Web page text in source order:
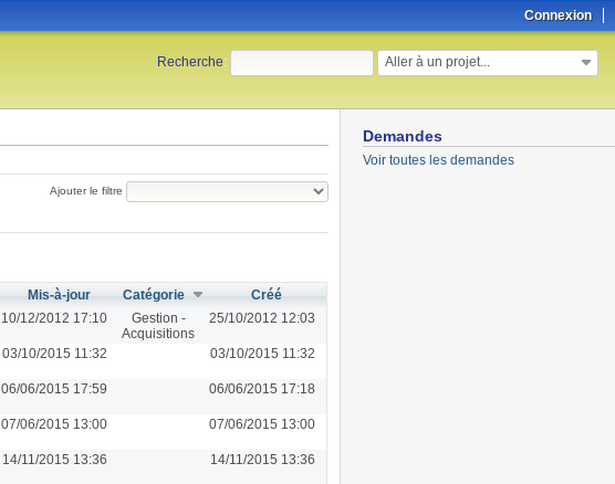
Connexion
Recherche: Aller à un projet...
Demandes
Voir toutes les demandes
Ajouter le filtre
Mis-à-jour Catégorie
Créé
10/12/2012 17:10
Gestion -
Acquisitions
25/10/2012 12:03
03/10/2015 11:32 03/10/2015 11:32
06/06/2015 17:59 06/06/2015 17:18
07/06/2015 13:00 07/06/2015 13:00
14/11/2015 13:36 14/11/2015 13:36